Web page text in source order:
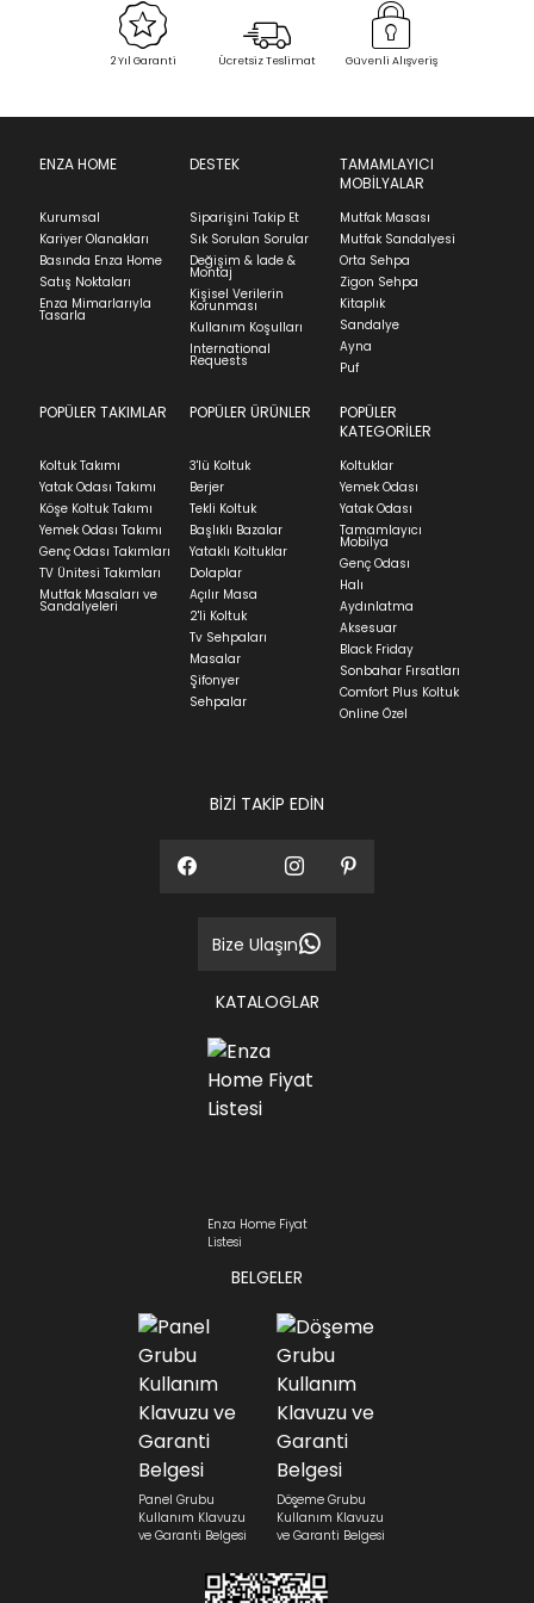
Select an option.
Stock moves super-fast. This look-up is an
indication of where stock might be available but
we can't guarantee it'll be there for long.
Ek Bilgiler
Sipariş Alındı Sevkiyat Aşamasında Teslim Edildi
içinde iade başvurusunda bulunarak sürecinizi
Ürünü iade etmek için, orijinal kutusuyla ve
faturasıyla birlikte göndermelisiniz.
İadenizin kabul edilmesi için, ürünün hasar
görmemiş, kurulumunun yapılmamış ve
kullanılmamış olması gerekmektedir.
İade ve Değişim bölümünü ziyaret ediniz.
Teslimat
Ev tekstili siparişlerinizin kargoya verilme süresi
ortalama 5-24 iş günüdür.
Yatak siparişlerinizin teslim süresi yaşadığınız şehre
ve ürünün stok durumuna göre ortalama 5-24 iş
günüdür.
Panel ve Döşeme grubu ürün siparişlerinizin teslim
süresi yaşadığınız şehre ve ürünün stok durumuna
göre ortalama 30-45 iş günüdür.
Siparişlerim bölümünden sürecinizi takip edebilirsiniz.
Sıkça Sorulan Sorularbölümünü ziyaret
2 Yıl Garanti Ücretsiz Teslimat Güvenli Alışveriş
Bu ürün stoklarımıza geldiğindeposta
adresinizden sizleri bilgilendireceğiz.
ENZA HOME
Kurumsal
Kariyer Olanakları
Basında Enza Home
Satış Noktaları
Enza Mimarlarıyla
Tasarla
DESTEK
Siparişini Takip Et
Sık Sorulan Sorular
Değişim & İade &
Montaj
Kişisel Verilerin
Korunması
Kullanım Koşulları
International
Requests
TAMAMLAYICI
MOBİLYALAR
Mutfak Masası
Mutfak Sandalyesi
Orta Sehpa
Zigon Sehpa
Kitaplık
Sandalye
Ayna
Puf
POPÜLER TAKIMLAR
Koltuk Takımı
Yatak Odası Takımı
Köşe Koltuk Takımı
Yemek Odası Takımı
Genç Odası Takımları
TV Ünitesi Takımları
Mutfak Masaları ve
Sandalyeleri
POPÜLER ÜRÜNLER
3'lü Koltuk
Berjer
Tekli Koltuk
Başlıklı Bazalar
Yataklı Koltuklar
Dolaplar
Açılır Masa
2'li Koltuk
Tv Sehpaları
Masalar
Şifonyer
Sehpalar
POPÜLER
KATEGORİLER
Koltuklar
Yemek Odası
Yatak Odası
Tamamlayıcı
Mobilya
Genç Odası
Halı
Aydınlatma
Aksesuar
Black Friday
Sonbahar Fırsatları
Comfort Plus Koltuk
Online Özel
BİZİ TAKİP EDİN
Bize Ulaşın
KATALOGLAR
Enza Home Fiyat
Listesi
BELGELER
Panel Grubu
Kullanım Klavuzu
ve Garanti Belgesi
Döşeme Grubu
Kullanım Klavuzu
ve Garanti Belgesi